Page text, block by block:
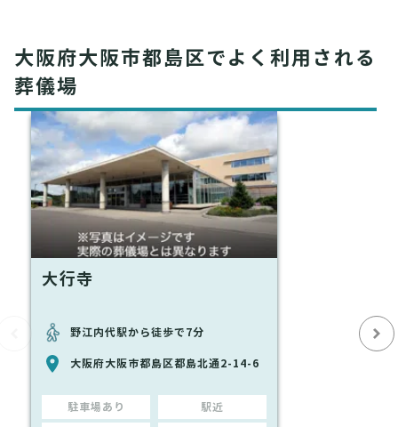
大阪府大阪市都島区でよく利用される
葬儀場
大行寺
野江内代駅から徒歩で7分
大阪府大阪市都島区都島北通2-14-6
駐車場あり 駅近